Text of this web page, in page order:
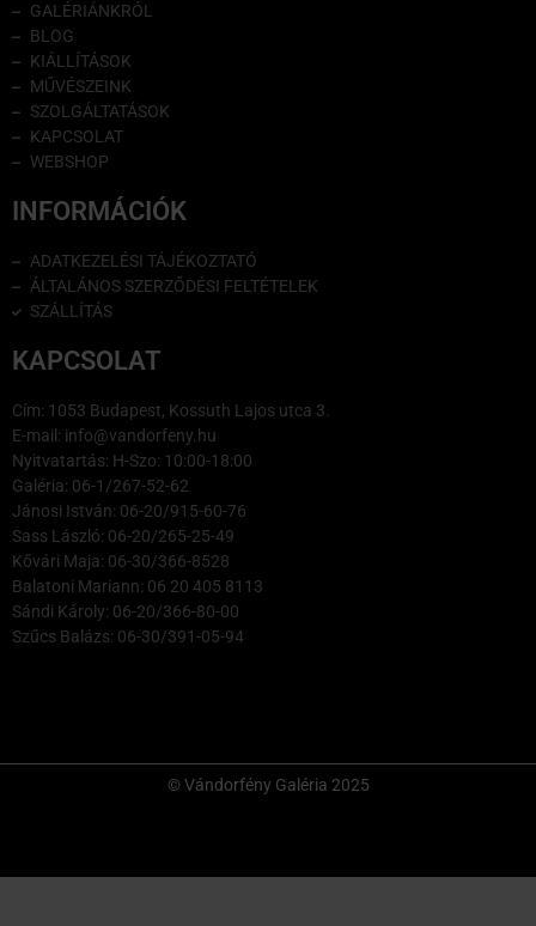
GALÉRIÁNKRÓL
BLOG
KIÁLLÍTÁSOK
MŰVÉSZEINK
SZOLGÁLTATÁSOK
KAPCSOLAT
WEBSHOP
INFORMÁCIÓK
ADATKEZELÉSI TÁJÉKOZTATÓ
ÁLTALÁNOS SZERZŐDÉSI FELTÉTELEK
SZÁLLÍTÁS
KAPCSOLAT
Cím: 1053 Budapest, Kossuth Lajos utca 3.
E-mail: info@vandorfeny.hu
Nyitvatartás: H-Szo: 10:00-18:00
Galéria: 06-1/267-52-62
Jánosi István: 06-20/915-60-76
Sass László: 06-20/265-25-49
Kővári Maja: 06-30/366-8528
Balatoni Mariann: 06 20 405 8113
Sándi Károly: 06-20/366-80-00
Szűcs Balázs: 06-30/391-05-94
© Vándorfény Galéria 2025